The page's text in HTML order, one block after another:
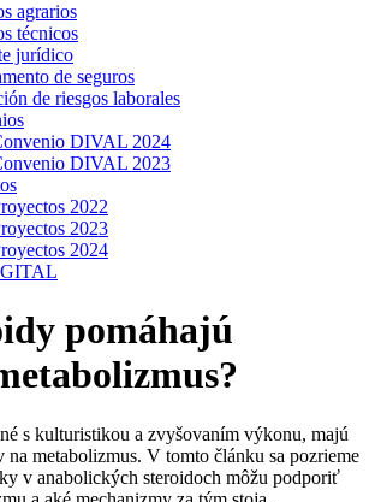
agrarios
técnicos
jurídico
de seguros
de riesgos laborales
DIVAL 2024
DIVAL 2023
2022
2023
2024
pomáhajú
s kulturistikou a zvyšovaním výkonu, majú
metabolizmus. V tomto článku sa pozrieme
v anabolických steroidoch môžu podporiť